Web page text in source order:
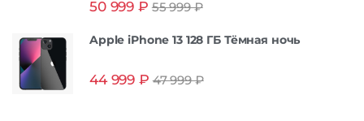
из 5
50 999 ₽ 55 999₽
Apple iPhone 13 128 ГБ Тёмная ночь
44 999 ₽ 47 999₽